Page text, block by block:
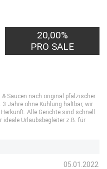
20,00%
PRO SALE
& Saucen nach original pfälzischer
3 Jahre ohne Kühlung haltbar, wir
Alle Gerichte sind schnell
ideale Urlaubsbegleiter z.B. für
05.01.2022